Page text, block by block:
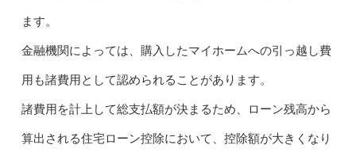
ます。
金融機関によっては、購入したマイホームへの引っ越し費
用も諸費用として認められることがあります。
諸費用を計上して総支払額が決まるため、ローン残高から
算出される住宅ローン控除において、控除額が大きくなり